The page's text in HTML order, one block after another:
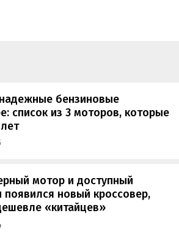
бензиновые
список из 3 моторов, которые
мотор и доступный
появился новый кроссовер,
«китайцев»